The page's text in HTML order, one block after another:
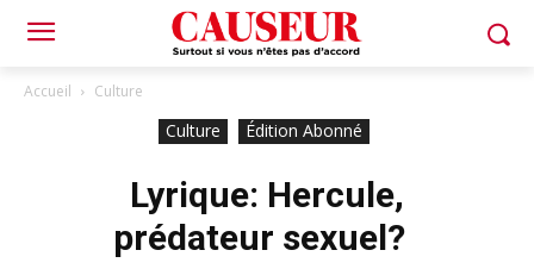
Accueil Culture
Culture Édition Abonné
Lyrique: Hercule,
prédateur sexuel?